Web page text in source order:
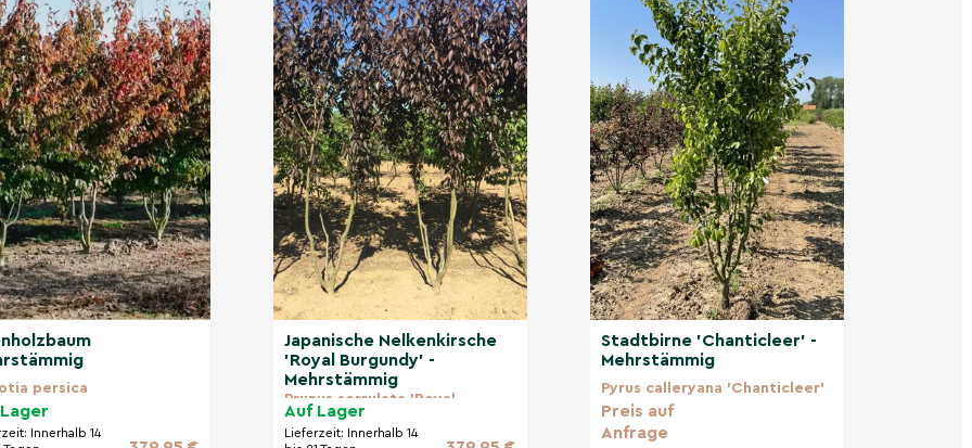
Eyes'
um Ihren
und sein gesundes
intensiver die
bis mäßig
Nach dem Anwachsen
persica
Innerhalb 14
Japanische Nelkenkirsche
'Royal Burgundy' -
Mehrstämmig
Prunus serrulata 'Royal
Burgundy'
Auf Lager
Lieferzeit: Innerhalb 14
Stadtbirne 'Chanticleer' -
Mehrstämmig
Pyrus calleryana 'Chanticleer'
Preis auf
Anfrage